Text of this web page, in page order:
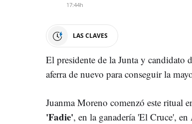
17:44h
LAS CLAVES
El presidente de la Junta y candidato
aferra de nuevo para conseguir la
Juanma Moreno comenzó este ritual
'Fadie', en la ganadería 'El Cruce',